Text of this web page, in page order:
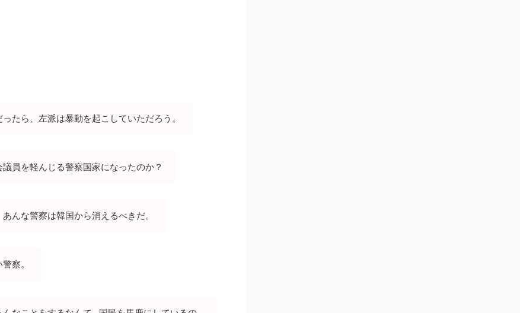
たら、左派は暴動を起こしていただろう。
員を軽んじる警察国家になったのか？
んな警察は韓国から消えるべきだ。
察。